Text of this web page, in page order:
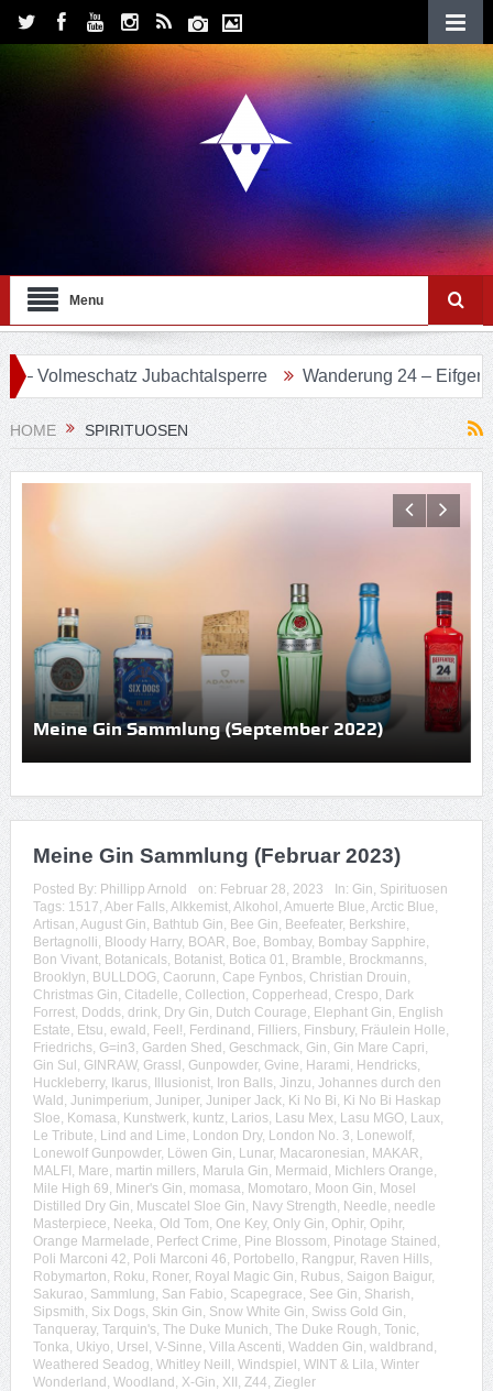
Menu
Jubachtalsperre Wanderung 24 – Eifgenbachweg
HOME SPIRITUOSEN
Meine Gin Sammlung (September 2022)
Meine Gin Sammlung (Februar 2023)
Posted By: Phillipp Arnold on: Februar 28, 2023 In: Gin, Spirituosen
Tags: 1517, Aber Falls, Alkkemist, Alkohol , Amuerte Blue, Arctic Blue,
Artisan, August Gin, Bathtub Gin, Bee Gin, Beefeater, Berkshire,
Bertagnolli, Bloody Harry, BOAR, Boe, Bombay, Bombay Sapphire,
Bon Vivant, Botanicals, Botanist, Botica 01, Bramble, Brockmanns,
Brooklyn, BULLDOG, Caorunn, Cape Fynbos, Christian Drouin,
Christmas Gin, Citadelle, Collection, Copperhead , Crespo, Dark
Forrest, Dodds, drink, Dry Gin, Dutch Courage, Elephant Gin, English
Estate, Etsu, ewald , Feel!, Ferdinand , Filliers, Finsbury, Fräulein Holle,
Friedrichs, G=in3, Garden Shed , Geschmack, Gin, Gin Mare Capri,
Gin Sul , GINRAW, Grassl , Gunpowder, Gvine, Harami, Hendricks,
Huckleberry, Ikarus, Illusionist, Iron Balls, Jinzu, Johannes durch den
Wald , Junimperium, Juniper, Juniper Jack, Ki No Bi, Ki No Bi Haskap
Sloe, Komasa, Kunstwerk, kuntz, Larios, Lasu Mex, Lasu MGO, Laux,
Le Tribute, Lind and Lime, London Dry, London No. 3, Lonewolf,
Lonewolf Gunpowder, Löwen Gin, Lunar, Macaronesian, MAKAR,
MALFI , Mare, martin millers, Marula Gin, Mermaid , Michlers Orange,
Mile High 69, Miner's Gin, momasa, Momotaro, Moon Gin, Mosel
Distilled Dry Gin, Muscatel Sloe Gin, Navy Strength, Needle, needle
Masterpiece, Neeka, Old Tom, One Key, Only Gin, Ophir, Opihr,
Orange Marmelade, Perfect Crime, Pine Blossom, Pinotage Stained ,
Poli Marconi 42, Poli Marconi 46, Portobello, Rangpur, Raven Hills,
Robymarton, Roku, Roner, Royal Magic Gin, Rubus, Saigon Baigur,
Sakurao, Sammlung, San Fabio, Scapegrace, See Gin, Sharish,
Sipsmith, Six Dogs, Skin Gin, Snow White Gin, Swiss Gold Gin,
Tanqueray, Tarquin's, The Duke Munich, The Duke Rough, Tonic,
Tonka, Ukiyo, Ursel , V-Sinne, Villa Ascenti, Wadden Gin, waldbrand ,
Weathered Seadog, Whitley Neill , Windspiel , WINT & Lila, Winter
Wonderland , Woodland , X-Gin, XII , Z44, Ziegler